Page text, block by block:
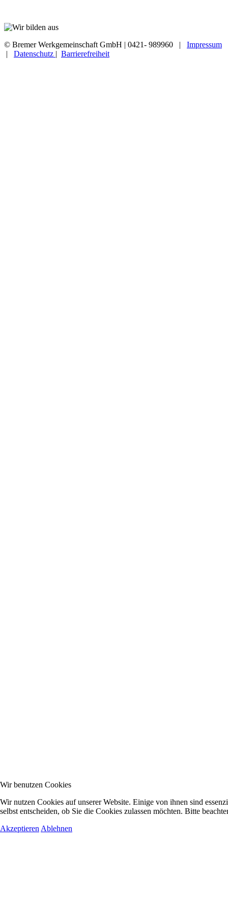
© Bremer Werkgemeinschaft GmbH | 0421- 989960 | Impressum
| Datenschutz | Barrierefreiheit
Wir benutzen Cookies
Wir nutzen Cookies auf unserer Website. Einige von ihnen sind
selbst entscheiden, ob Sie die Cookies zulassen möchten. Bitte
Akzeptieren Ablehnen